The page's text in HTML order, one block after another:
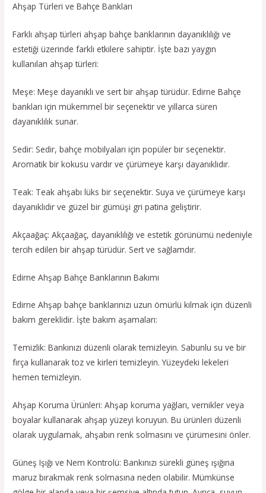
Ahşap Türleri ve Bahçe Bankları
Farklı ahşap türleri ahşap bahçe banklarının dayanıklılığı ve
estetiği üzerinde farklı etkilere sahiptir. İşte bazı yaygın
kullanılan ahşap türleri:
Meşe: Meşe dayanıklı ve sert bir ahşap türüdür. Edirne Bahçe
bankları için mükemmel bir seçenektir ve yıllarca süren
dayanıklılık sunar.
Sedir: Sedir, bahçe mobilyaları için popüler bir seçenektir.
Aromatik bir kokusu vardır ve çürümeye karşı dayanıklıdır.
Teak: Teak ahşabı lüks bir seçenektir. Suya ve çürümeye karşı
dayanıklıdır ve güzel bir gümüşi gri patina geliştirir.
Akçaağaç: Akçaağaç, dayanıklılığı ve estetik görünümü nedeniyle
tercih edilen bir ahşap türüdür. Sert ve sağlamdır.
Edirne Ahşap Bahçe Banklarının Bakımı
Edirne Ahşap bahçe banklarınızı uzun ömürlü kılmak için düzenli
bakım gereklidir. İşte bakım aşamaları:
Temizlik: Bankınızı düzenli olarak temizleyin. Sabunlu su ve bir
fırça kullanarak toz ve kirleri temizleyin. Yüzeydeki lekeleri
hemen temizleyin.
Ahşap Koruma Ürünleri: Ahşap koruma yağları, vernikler veya
boyalar kullanarak ahşap yüzeyi koruyun. Bu ürünleri düzenli
olarak uygulamak, ahşabın renk solmasını ve çürümesini önler.
Güneş Işığı ve Nem Kontrolü: Bankınızı sürekli güneş ışığına
maruz bırakmak renk solmasına neden olabilir. Mümkünse